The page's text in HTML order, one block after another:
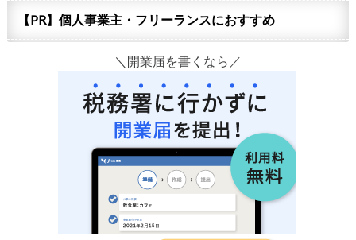
【PR】個人事業主・フリーランスにおすすめ
＼開業届を書くなら／